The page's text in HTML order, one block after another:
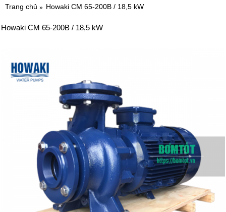
Trang chủ Howaki CM 65-200B / 18,5 kW
Howaki CM 65-200B / 18,5 kW